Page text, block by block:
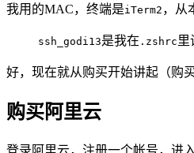
我用的MAC，终端是iTerm2 ，从
ssh_godi13是我在 .zshrc 里
好，现在就从购买开始讲起（购
购买阿里云
登录阿里云，注册一个帐号，进